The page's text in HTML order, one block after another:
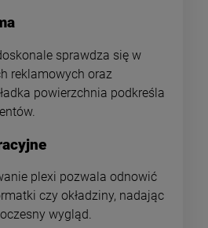
sprawdza się w
reklamowych oraz
powierzchnia podkreśla
plexi pozwala odnowić
czy okładziny, nadając
wygląd.